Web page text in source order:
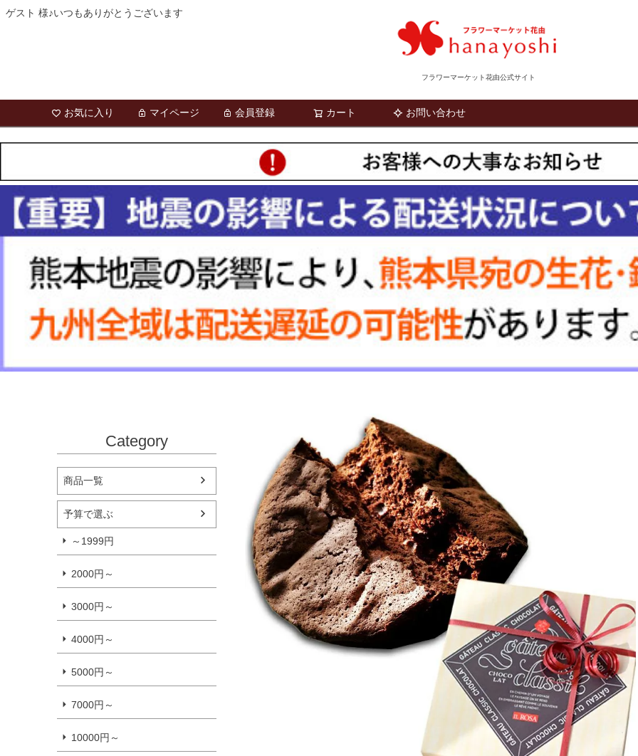
ゲスト 様♪いつもありがとうございます
フラワーマーケット花由公式サイト
お気に入り マイページ 会員登録 カート お問い合わせ
Category
商品一覧
予算で選ぶ
～1999円
2000円～
3000円～
4000円～
5000円～
7000円～
10000円～